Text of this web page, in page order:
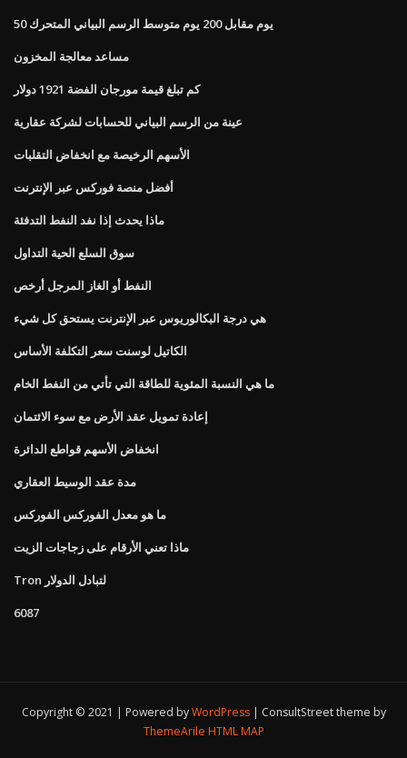
50 يوم مقابل 200 يوم متوسط ​​الرسم البياني المتحرك
مساعد معالجة المخزون
كم تبلغ قيمة مورجان الفضة 1921 دولار
عينة من الرسم البياني للحسابات لشركة عقارية
الأسهم الرخيصة مع انخفاض التقلبات
أفضل منصة فوركس عبر الإنترنت
ماذا يحدث إذا نفد النفط التدفئة
سوق السلع الحية التداول
النفط أو الغاز المرجل أرخص
هي درجة البكالوريوس عبر الإنترنت يستحق كل شيء
الكاتيل لوسنت سعر التكلفة الأساس
ما هي النسبة المئوية للطاقة التي تأتي من النفط الخام
إعادة تمويل عقد الأرض مع سوء الائتمان
انخفاض الأسهم قواطع الدائرة
مدة عقد الوسيط العقاري
ما هو معدل الفوركس الفوركس
ماذا تعني الأرقام على زجاجات الزيت
Tron لتبادل الدولار
6087
Copyright © 2021 | Powered byWordPress
ConsultStreet theme by
ThemeArile HTML MAP